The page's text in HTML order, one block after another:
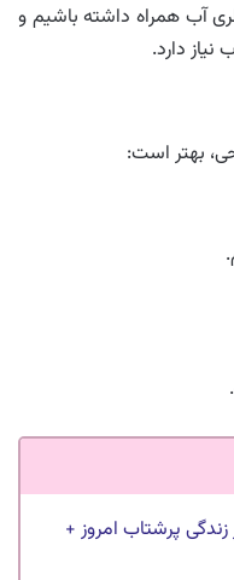
آب همراه داشته باشیم و
دارد.
بهتر است:
پرشتاب امروز +